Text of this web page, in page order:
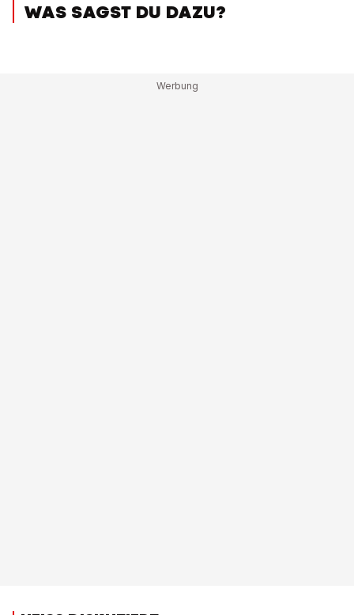
WAS SAGST DU DAZU?